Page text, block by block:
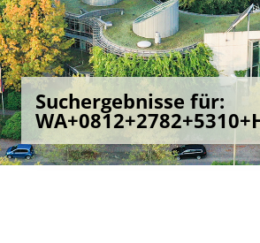
Suchergebnisse für: